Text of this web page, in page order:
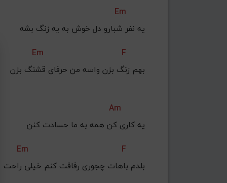
Em
یه نفر شبارو دل خوش به یه زنگ بشه
Em
F
بهم زنگ بزن واسه من حرفای قشنگ بزن
Am
یه کاری کن همه به ما حسادت کنن
Em
F
بلدم باهات چجوری رفاقت کنم خیلی راحت